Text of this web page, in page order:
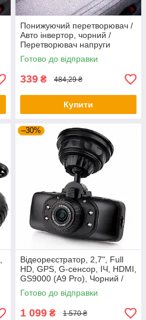
Понижуючий перетворювач /
Авто інвертор, чорний /
Перетворювач напруги
автомобільний 24В-12В 15А
Готово до відправки
339 ₴ 484,29 ₴
Купити
–30%
Відеореєстратор, 2,7", Full
HD, GPS, G-сенсор, ІЧ, HDMI,
GS9000 (A9 Pro), Чорний /
Відеореєстратор для авто /
Реєстратор
Готово до відправки
1 099 ₴ 1 570 ₴